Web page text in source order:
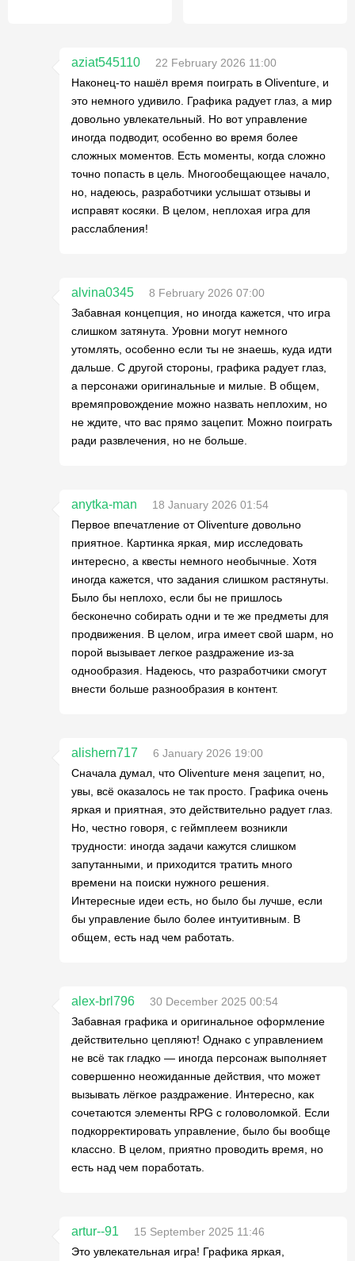
aziat545110
22 February 2026 11:00
Наконец-то нашёл время поиграть в Oliventure, и
это немного удивило. Графика радует глаз, а мир
довольно увлекательный. Но вот управление
иногда подводит, особенно во время более
сложных моментов. Есть моменты, когда сложно
точно попасть в цель. Многообещающее начало,
но, надеюсь, разработчики услышат отзывы и
исправят косяки. В целом, неплохая игра для
расслабления!
alvina0345
8 February 2026 07:00
Забавная концепция, но иногда кажется, что игра
слишком затянута. Уровни могут немного
утомлять, особенно если ты не знаешь, куда идти
дальше. С другой стороны, графика радует глаз,
а персонажи оригинальные и милые. В общем,
времяпровождение можно назвать неплохим, но
не ждите, что вас прямо зацепит. Можно поиграть
ради развлечения, но не больше.
anytka-man
18 January 2026 01:54
Первое впечатление от Oliventure довольно
приятное. Картинка яркая, мир исследовать
интересно, а квесты немного необычные. Хотя
иногда кажется, что задания слишком растянуты.
Было бы неплохо, если бы не пришлось
бесконечно собирать одни и те же предметы для
продвижения. В целом, игра имеет свой шарм, но
порой вызывает легкое раздражение из-за
однообразия. Надеюсь, что разработчики смогут
внести больше разнообразия в контент.
alishern717
6 January 2026 19:00
Сначала думал, что Oliventure меня зацепит, но,
увы, всё оказалось не так просто. Графика очень
яркая и приятная, это действительно радует глаз.
Но, честно говоря, с геймплеем возникли
трудности: иногда задачи кажутся слишком
запутанными, и приходится тратить много
времени на поиски нужного решения.
Интересные идеи есть, но было бы лучше, если
бы управление было более интуитивным. В
общем, есть над чем работать.
alex-brl796
30 December 2025 00:54
Забавная графика и оригинальное оформление
действительно цепляют! Однако с управлением
не всё так гладко — иногда персонаж выполняет
совершенно неожиданные действия, что может
вызывать лёгкое раздражение. Интересно, как
сочетаются элементы RPG с головоломкой. Если
подкорректировать управление, было бы вообще
классно. В целом, приятно проводить время, но
есть над чем поработать.
artur--91
15 September 2025 11:46
Это увлекательная игра! Графика яркая,